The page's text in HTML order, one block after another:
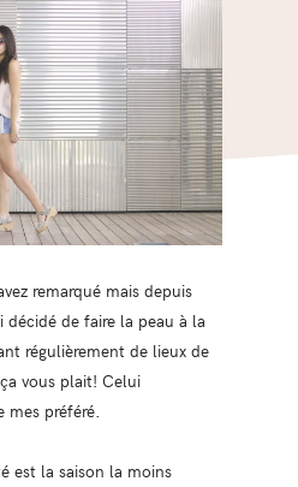
remarqué mais depuis
décidé de faire la peau à la
régulièrement de lieux de
vous plait! Celui
mes préféré.
est la saison la moins